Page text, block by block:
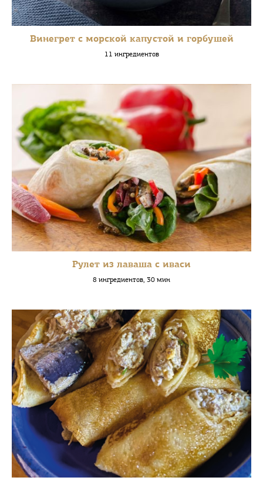
Винегрет с морской капустой и горбушей
11 ингредиентов
Рулет из лаваша с иваси
8 ингредиентов, 30 мин